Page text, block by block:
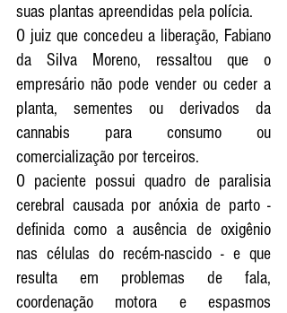
suas plantas apreendidas pela polícia.
O juiz que concedeu a liberação, Fabiano
da Silva Moreno, ressaltou que o
empresário não pode vender ou ceder a
planta, sementes ou derivados da
cannabis para consumo ou
comercialização por terceiros.
O paciente possui quadro de paralisia
cerebral causada por anóxia de parto -
definida como a ausência de oxigênio
nas células do recém-nascido - e que
resulta em problemas de fala,
coordenação motora e espasmos